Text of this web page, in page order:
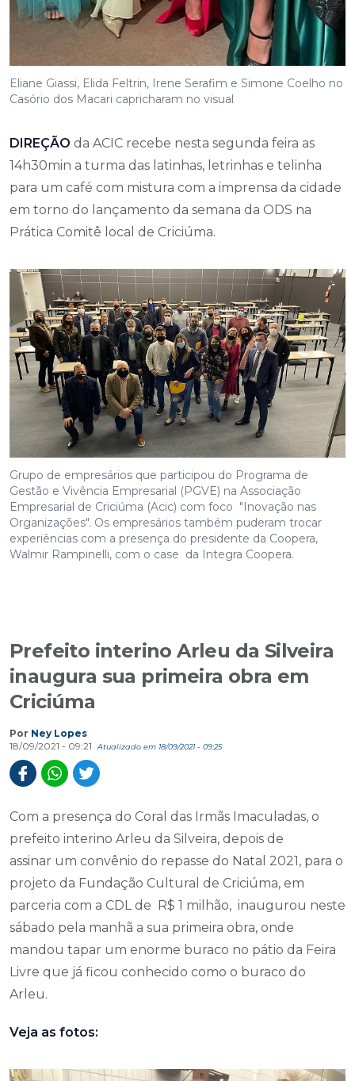
Eliane Giassi, Elida Feltrin, Irene Serafim e Simone Coelho no
Casório dos Macari capricharam no visual
DIREÇÃO da ACIC recebe nesta segunda feira as
14h30min a turma das latinhas, letrinhas e telinha
para um café com mistura com a imprensa da cidade
em torno do lançamento da semana da ODS na
Prática Comitê local de Criciúma.
Grupo de empresários que participou do Programa de
Gestão e Vivência Empresarial (PGVE) na Associação
Empresarial de Criciúma (Acic) com foco "Inovação nas
Organizações". Os empresários também puderam trocar
experiências com a presença do presidente da Coopera,
Walmir Rampinelli, com o case da Integra Coopera.
Prefeito interino Arleu da Silveira
inaugura sua primeira obra em
Criciúma
Por Ney Lopes
18/09/2021 - 09:21
Atualizado em 18/09/2021 - 09:25
Com a presença do Coral das Irmãs Imaculadas, o
prefeito interino Arleu da Silveira, depois de
assinar um convênio do repasse do Natal 2021, para o
projeto da Fundação Cultural de Criciúma, em
parceria com a CDL de R$ 1 milhão, inaugurou neste
sábado pela manhã a sua primeira obra, onde
mandou tapar um enorme buraco no pátio da Feira
Livre que já ficou conhecido como o buraco do
Arleu.
Veja as fotos: